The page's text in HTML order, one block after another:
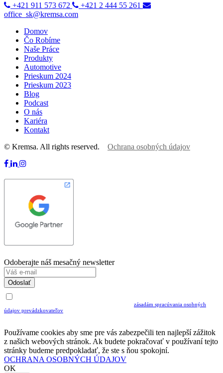
+421 911 573 672
+421 2 444 55 261
office_sk@kremsa.com
Domov
Čo Robíme
Naše Práce
Produkty
Automotive
Prieskum 2024
Prieskum 2023
Blog
Podcast
O nás
Kariéra
Kontakt
© Kremsa. All rights reserved. Ochrana osobných údajov
Odoberajte náš mesačný newsletter
Odoslať
zásadám spracúvania osobných
údajov prevádzkovateľov
Používame cookies aby sme pre vás zabezpečili ten najlepší zážitok
z našich webových stránok. Ak budete pokračovať v používaní tejto
stránky budeme predpokladať, že ste s ňou spokojní.
OCHRANA OSOBNÝCH ÚDAJOV
OK